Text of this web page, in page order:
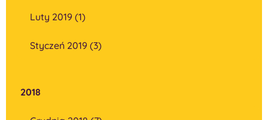
Luty 2019 (1)
Styczeń 2019 (3)
2018